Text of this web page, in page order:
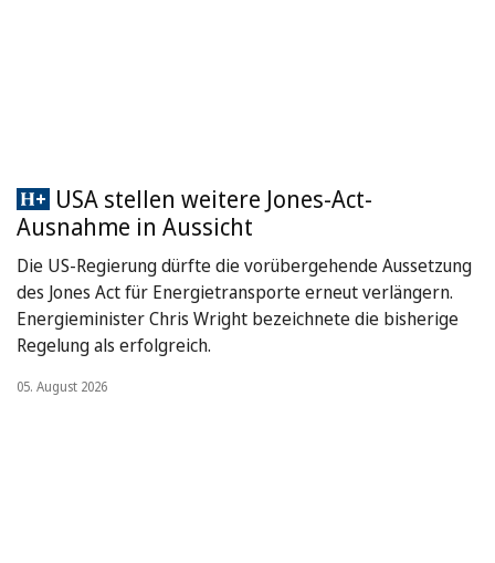
USA stellen weitere Jones-Act-
Ausnahme in Aussicht
Die US-Regierung dürfte die vorübergehende Aussetzung
des Jones Act für Energietransporte erneut verlängern.
Energieminister Chris Wright bezeichnete die bisherige
Regelung als erfolgreich.
05. August 2026